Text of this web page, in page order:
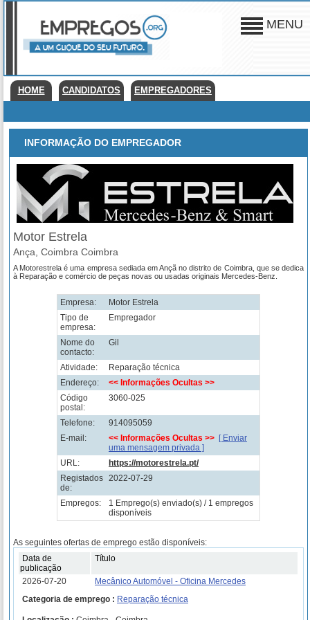
MENU
HOME CANDIDATOS EMPREGADORES
INFORMAÇÃO DO EMPREGADOR
Motor Estrela
Ança, Coimbra Coimbra
A Motorestrela é uma empresa sediada em Ançã no distrito de Coimbra, que se dedica
à Reparação e comércio de peças novas ou usadas originais Mercedes-Benz.
Empresa:
Motor Estrela
Tipo de
empresa:
Empregador
Nome do
contacto:
Gil
Atividade:
Reparação técnica
Endereço:
<< Informações Ocultas >>
Código
postal:
3060-025
Telefone:
914095059
E-mail:
<< Informações Ocultas >> [ Enviar
uma mensagem privada ]
URL:
https://motorestrela.pt/
Registados
de:
2022-07-29
Empregos:
1 Emprego(s) enviado(s) / 1 empregos
disponíveis
As seguintes ofertas de emprego estão disponíveis:
Data de
publicação
Título
2026-07-20
Mecânico Automóvel - Oficina Mercedes
Categoria de emprego : Reparação técnica